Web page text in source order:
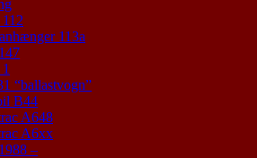
113a
“ballastvogn”
B44
A648
A6xx
–